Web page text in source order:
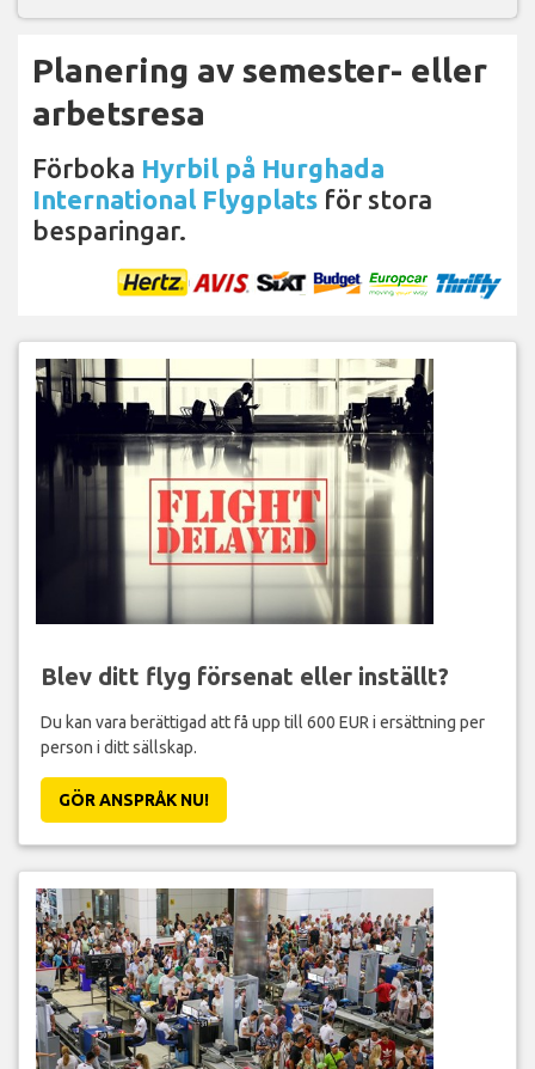
Planering av semester- eller
arbetsresa
Förboka Hyrbil på Hurghada
International Flygplats för stora
besparingar.
Blev ditt flyg försenat eller inställt?
Du kan vara berättigad att få upp till 600 EUR i ersättning per
person i ditt sällskap.
GÖR ANSPRÅK NU!